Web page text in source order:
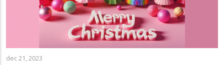
dec 21, 2023